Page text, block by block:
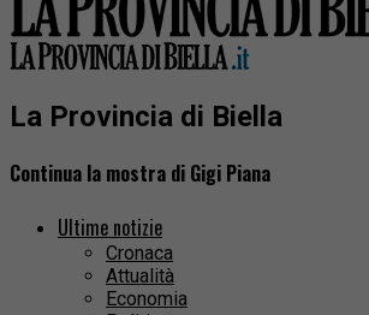
La Provincia di Biella
Continua la mostra di Gigi Piana
Ultime notizie
Cronaca
Attualità
Economia